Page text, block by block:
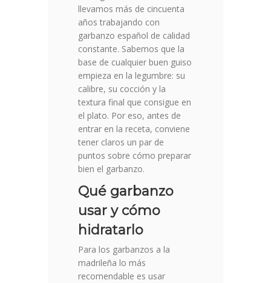
llevamos más de cincuenta
años trabajando con
garbanzo español de calidad
constante. Sabemos que la
base de cualquier buen guiso
empieza en la legumbre: su
calibre, su cocción y la
textura final que consigue en
el plato. Por eso, antes de
entrar en la receta, conviene
tener claros un par de
puntos sobre cómo preparar
bien el garbanzo.
Qué garbanzo
usar y cómo
hidratarlo
Para los garbanzos a la
madrileña lo más
recomendable es usar